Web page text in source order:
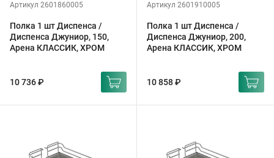
Артикул 2601860005
Полка 1 шт Диспенса /
Диспенса Джуниор, 150,
Арена КЛАССИК, ХРОМ
10 736 ₽
Артикул 2601910005
Полка 1 шт Диспенса /
Диспенса Джуниор, 200,
Арена КЛАССИК, ХРОМ
10 858 ₽